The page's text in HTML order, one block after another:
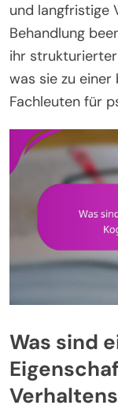
und langfristige
Behandlung
ihr
was sie zu
Fachleuten für
Was sind